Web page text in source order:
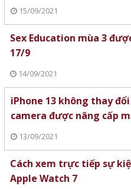
15/09/2021
Sex Education mùa 3
17/9
14/09/2021
iPhone 13 không thay
camera được nâng cấp
13/09/2021
Cách xem trực tiếp sự
Apple Watch 7